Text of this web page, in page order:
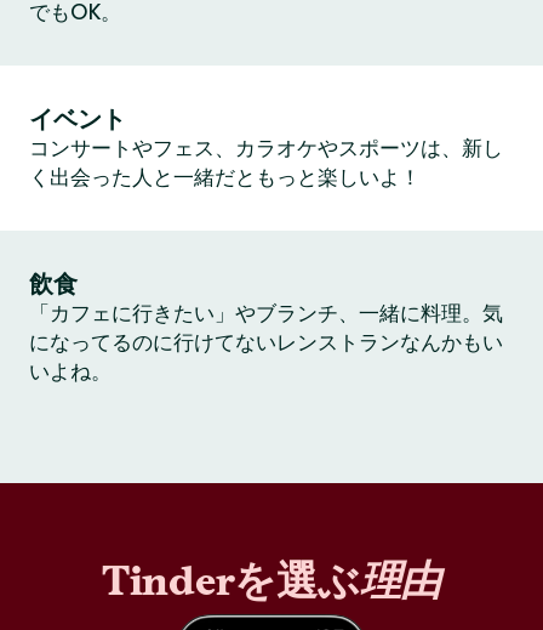
でもOK。
イベント
コンサートやフェス、カラオケやスポーツは、新し
く出会った人と一緒だともっと楽しいよ！
飲食
「カフェに行きたい」やブランチ、一緒に料理。気
になってるのに行けてないレンストランなんかもい
いよね。
Tinderを選ぶ理由